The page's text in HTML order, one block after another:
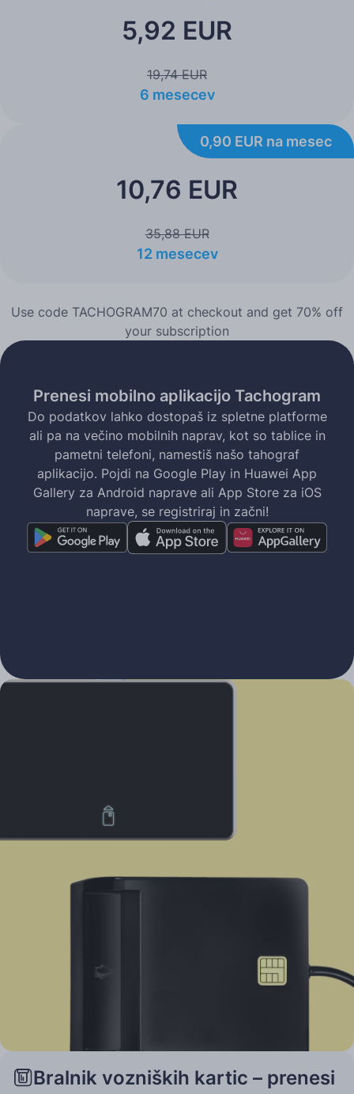
5,92 EUR
19,74 EUR
6 mesecev
0,90 EUR na mesec
10,76 EUR
35,88 EUR
12 mesecev
Use code TACHOGRAM70 at checkout and get 70% off
your subscription
Prenesi mobilno aplikacijo Tachogram
Do podatkov lahko dostopaš iz spletne platforme
ali pa na večino mobilnih naprav, kot so tablice in
pametni telefoni, namestiš našo tahograf
aplikacijo. Pojdi na Google Play in Huawei App
Gallery za Android naprave ali App Store za iOS
naprave, se registriraj in začni!
Bralnik vozniških kartic – prenesi